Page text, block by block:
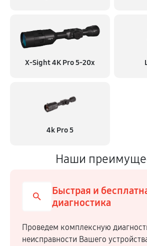
X-Sight 4K Pro 5-20x
4k Pro 5
Наши
Быстрая и
диагностика
Проведем комплексную
неисправности Вашего